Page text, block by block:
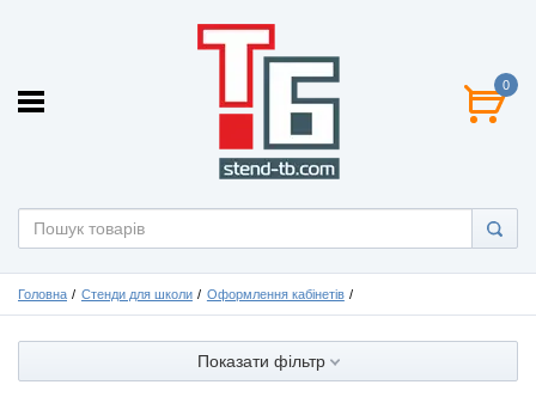
0
Головна Стенди для школи Оформлення кабінетів
Показати фільтр